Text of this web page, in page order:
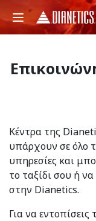
Κέντρα της
υπάρχουν σε όλο
υπηρεσίες και
το ταξίδι σου ή
στην Dianetics.
Για να